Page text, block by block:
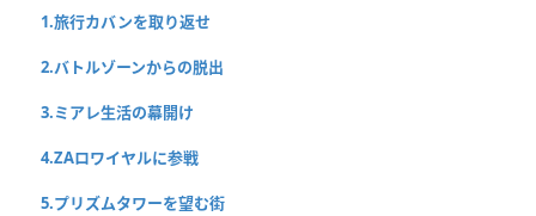
1.旅行カバンを取り返せ
2.バトルゾーンからの脱出
3.ミアレ生活の幕開け
4.ZAロワイヤルに参戦
5.プリズムタワーを望む街